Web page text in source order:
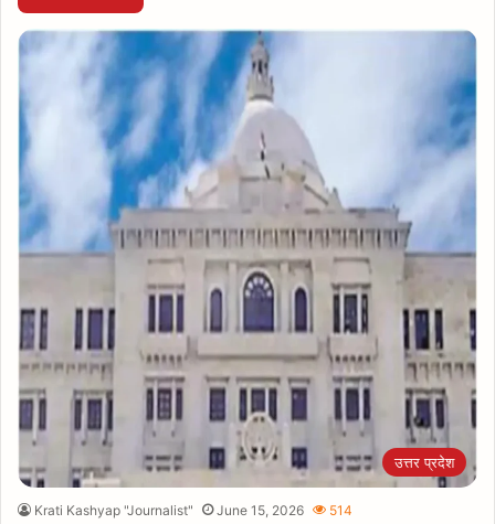
उत्तर प्रदेश
Krati Kashyap "Journalist" June 15, 2026 514